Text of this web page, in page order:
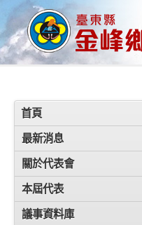
首頁
最新消息
關於代表會
本屆代表
議事資料庫